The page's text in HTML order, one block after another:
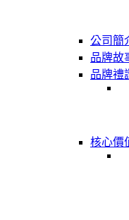
公司簡
品牌故
品牌禮
核心價